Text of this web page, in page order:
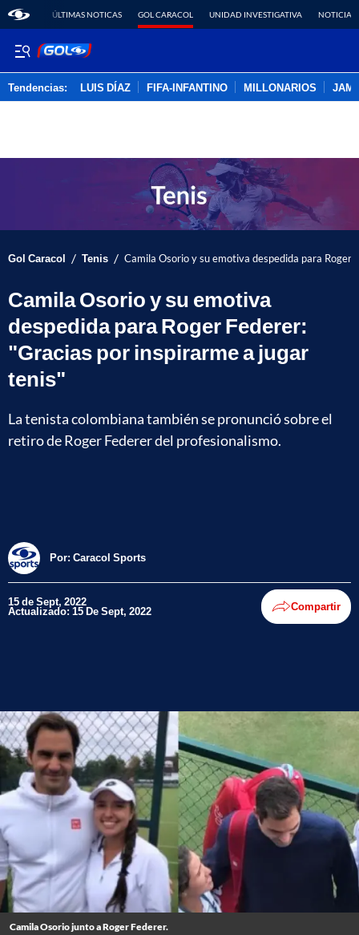
ÚLTIMAS NOTICAS GOL CARACOL UNIDAD INVESTIGATIVA NOTICIAS
Tendencias: LUIS DÍAZ FIFA-INFANTINO MILLONARIOS
Gol Caracol / Tenis / Camila Osorio y su emotiva despedida para
Camila Osorio y su emotiva
despedida para Roger Federer:
"Gracias por inspirarme a jugar
tenis"
La tenista colombiana también se pronunció sobre el
retiro de Roger Federer del profesionalismo.
Por: Caracol Sports
15 de Sept, 2022
Actualizado: 15 De Sept, 2022 Compartir
Camila Osorio junto a Roger Federer.